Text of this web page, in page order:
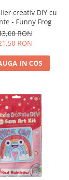
creativ DIY cu
- Funny Frog
RON
RON
IN COS